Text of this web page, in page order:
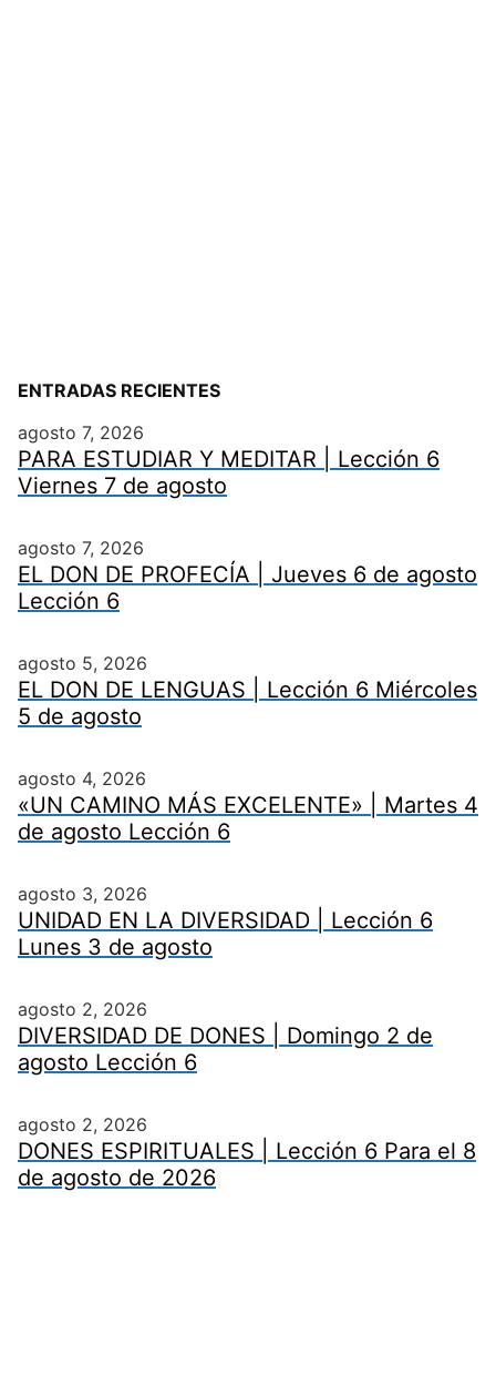
ENTRADAS RECIENTES
agosto 7, 2026
PARA ESTUDIAR Y MEDITAR | Lección 6
Viernes 7 de agosto
agosto 7, 2026
EL DON DE PROFECÍA | Jueves 6 de agosto
Lección 6
agosto 5, 2026
EL DON DE LENGUAS | Lección 6 Miércoles
5 de agosto
agosto 4, 2026
«UN CAMINO MÁS EXCELENTE» | Martes 4
de agosto Lección 6
agosto 3, 2026
UNIDAD EN LA DIVERSIDAD | Lección 6
Lunes 3 de agosto
agosto 2, 2026
DIVERSIDAD DE DONES | Domingo 2 de
agosto Lección 6
agosto 2, 2026
DONES ESPIRITUALES | Lección 6 Para el 8
de agosto de 2026